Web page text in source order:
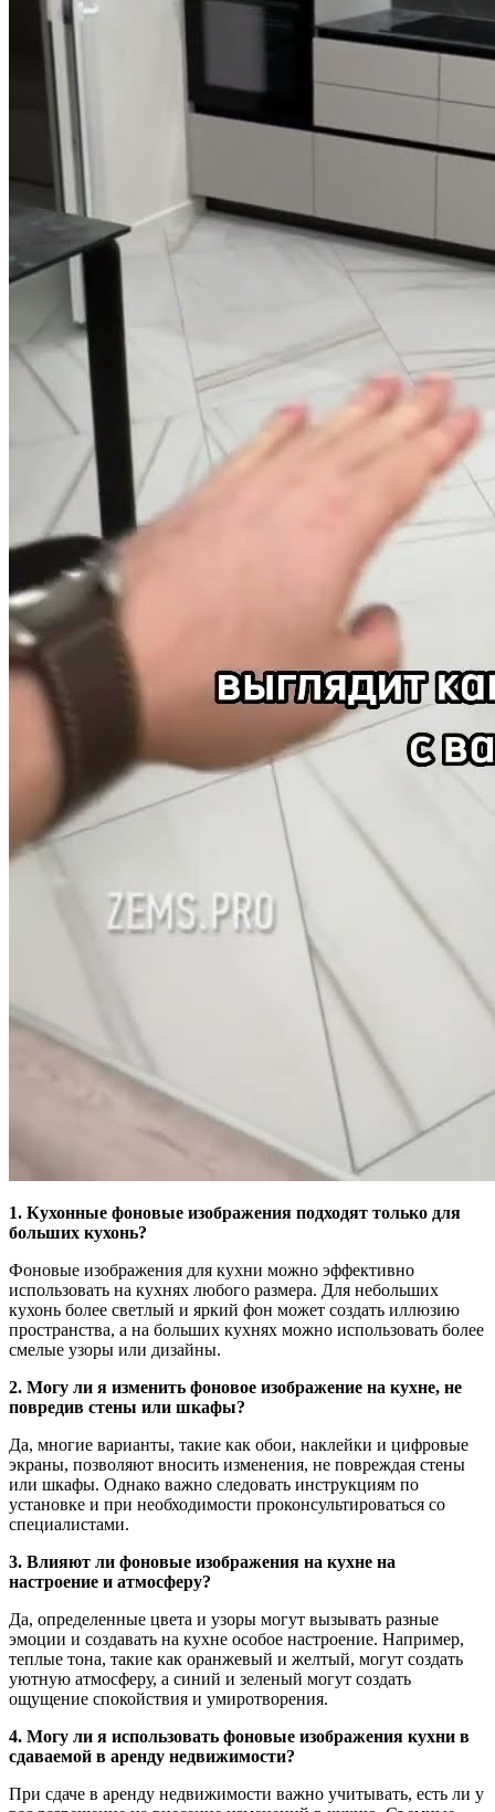
1. Кухонные фоновые изображения подходят только для
больших кухонь?
Фоновые изображения для кухни можно эффективно
использовать на кухнях любого размера. Для небольших
кухонь более светлый и яркий фон может создать иллюзию
пространства, а на больших кухнях можно использовать более
смелые узоры или дизайны.
2. Могу ли я изменить фоновое изображение на кухне, не
повредив стены или шкафы?
Да, многие варианты, такие как обои, наклейки и цифровые
экраны, позволяют вносить изменения, не повреждая стены
или шкафы. Однако важно следовать инструкциям по
установке и при необходимости проконсультироваться со
специалистами.
3. Влияют ли фоновые изображения на кухне на
настроение и атмосферу?
Да, определенные цвета и узоры могут вызывать разные
эмоции и создавать на кухне особое настроение. Например,
теплые тона, такие как оранжевый и желтый, могут создать
уютную атмосферу, а синий и зеленый могут создать
ощущение спокойствия и умиротворения.
4. Могу ли я использовать фоновые изображения кухни в
сдаваемой в аренду недвижимости?
При сдаче в аренду недвижимости важно учитывать, есть ли у